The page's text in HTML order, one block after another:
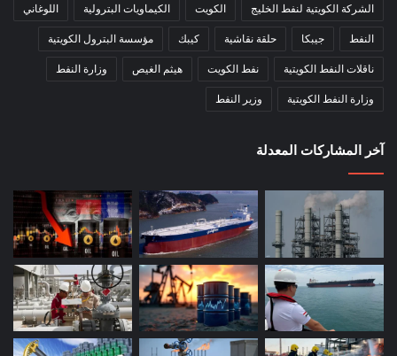
الشركة الكويتية لنفط الخليج الكويت الكيماويات البترولية اللوغاني
النفط جيبكا حلقة نقاشية كيبك مؤسسة البترول الكويتية
ناقلات النفط الكويتية نفط الكويت هيثم الغيص وزارة النفط
وزارة النفط الكويتية وزير النفط
آخر المشاركات المعدلة